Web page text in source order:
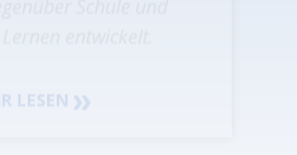
BEGLEITUNG